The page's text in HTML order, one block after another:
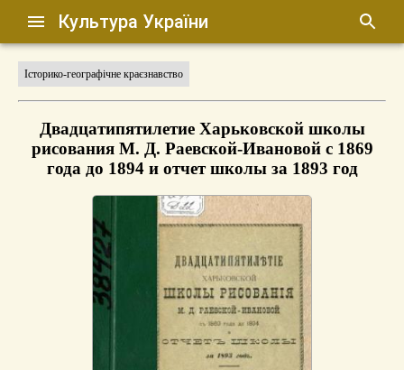
Культура України
Історико-географічне краєзнавство
Двадцатипятилетие Харьковской школы
рисования М. Д. Раевской-Ивановой с 1869
года до 1894 и отчет школы за 1893 год